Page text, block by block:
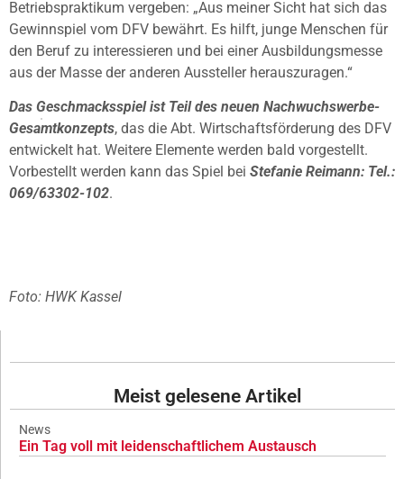
Betriebspraktikum vergeben: „Aus meiner Sicht hat sich das
Gewinnspiel vom DFV bewährt. Es hilft, junge Menschen für
den Beruf zu interessieren und bei einer Ausbildungsmesse
aus der Masse der anderen Aussteller herauszuragen.“
Das Geschmacksspiel ist Teil des neuen Nachwuchswerbe-
Gesamtkonzepts, das die Abt. Wirtschaftsförderung des DFV
entwickelt hat. Weitere Elemente werden bald vorgestellt.
Vorbestellt werden kann das Spiel bei Stefanie Reimann: Tel.:
069/63302-102.
Foto: HWK Kassel
Meist gelesene Artikel
News
Ein Tag voll mit leidenschaftlichem Austausch